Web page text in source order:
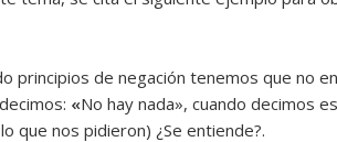
principios de negación tenemos que no
«No hay nada», cuando decimos
que nos pidieron) ¿Se entiende?.